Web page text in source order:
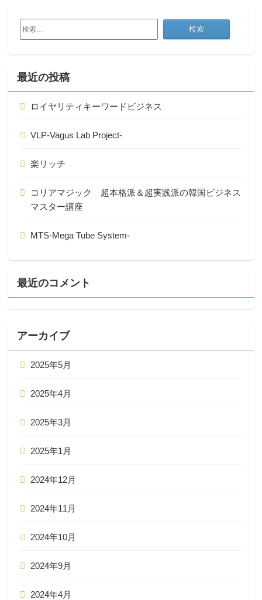
検
索:
最近の投稿
ロイヤリティキーワードビジネス
VLP-Vagus Lab Project-
楽リッチ
コリアマジック 超本格派＆超実践派の韓国ビジネス
マスター講座
MTS-Mega Tube System-
最近のコメント
アーカイブ
2025年5月
2025年4月
2025年3月
2025年1月
2024年12月
2024年11月
2024年10月
2024年9月
2024年4月